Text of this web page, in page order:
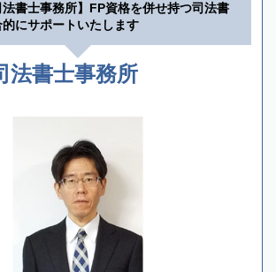
法書士事務所】FP資格を併せ持つ司法書
にサポートいたします
法書士事務所